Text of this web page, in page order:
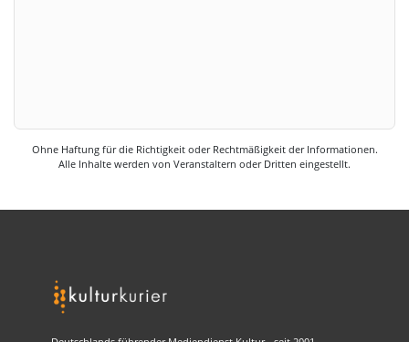
Ohne Haftung für die Richtigkeit oder Rechtmäßigkeit der Informationen.
Alle Inhalte werden von Veranstaltern oder Dritten eingestellt.